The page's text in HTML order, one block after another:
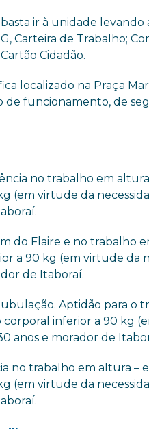
ir à unidade levando
Carteira de Trabalho;
Cidadão.
localizado na Praça
de funcionamento, de
no trabalho em
(em virtude da
do Flaire e no trabalho
a 90 kg (em virtude da
de Itaboraí.
Aptidão para o
inferior a 90 kg
anos e morador de
no trabalho em altura –
(em virtude da